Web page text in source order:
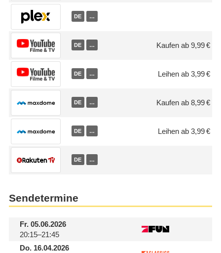
DE …
DE … Kaufen ab 9,99 €
DE … Leihen ab 3,99 €
DE … Kaufen ab 8,99 €
DE … Leihen ab 3,99 €
DE …
Sendetermine
Fr.05.06.2026
20:15–21:45
Do.16.04.2026